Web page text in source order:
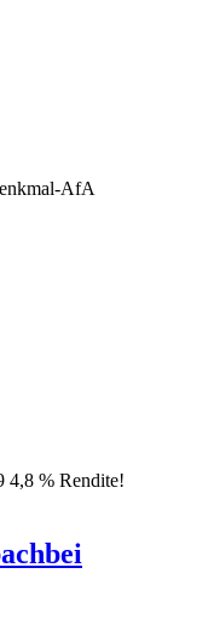
AfA
4,8 % Rendite!
bei